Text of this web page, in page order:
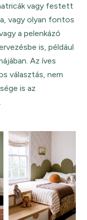
vagy festett
vagy olyan fontos
a pelenkázó
is, például
Az íves
választás, nem
is az